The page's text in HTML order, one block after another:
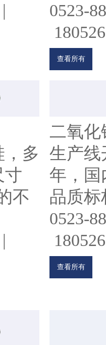
0523-
查看所有
多
寸
二氧化
生产线
年，国
品质标
0523-
查看所有